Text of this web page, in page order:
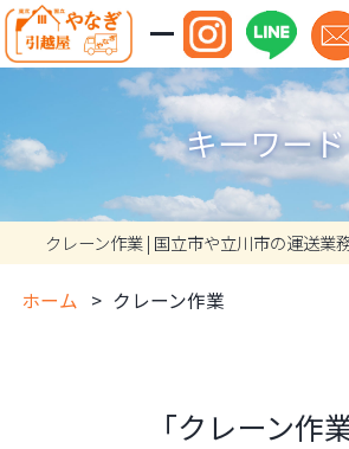
キーワード
クレーン作業 | 国立市や立川市の運送業
ホーム クレーン作業
「クレーン作業